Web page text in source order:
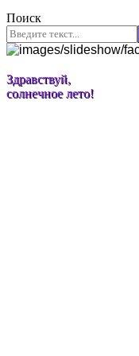
Поиск
Здравствуй,
солнечное лето!